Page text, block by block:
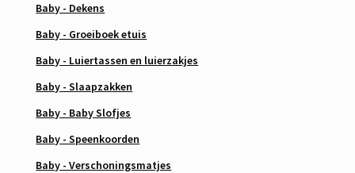
Baby - Dekens
Baby - Groeiboek etuis
Baby - Luiertassen en luierzakjes
Baby - Slaapzakken
Baby - Baby Slofjes
Baby - Speenkoorden
Baby - Verschoningsmatjes